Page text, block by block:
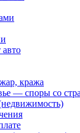
кража
— споры со